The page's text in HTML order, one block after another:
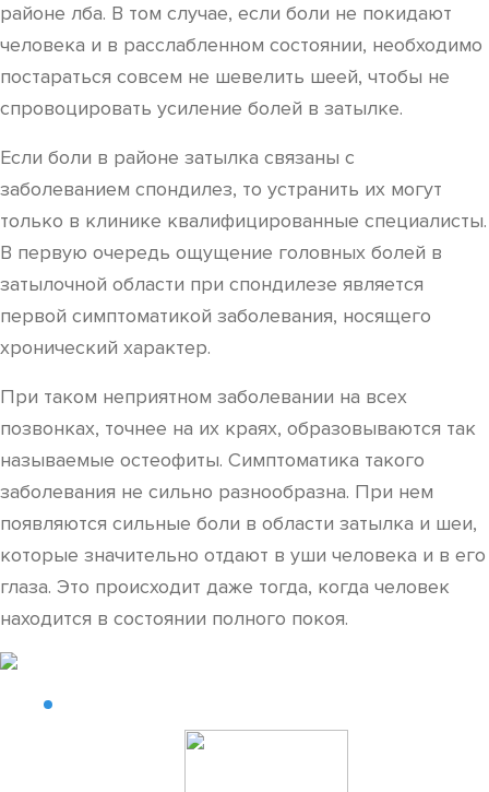
районе лба. В том случае, если боли не покидают
человека и в расслабленном состоянии, необходимо
постараться совсем не шевелить шеей, чтобы не
спровоцировать усиление болей в затылке.
Если боли в районе затылка связаны с
заболеванием спондилез, то устранить их могут
только в клинике квалифицированные специалисты.
В первую очередь ощущение головных болей в
затылочной области при спондилезе является
первой симптоматикой заболевания, носящего
хронический характер.
При таком неприятном заболевании на всех
позвонках, точнее на их краях, образовываются так
называемые остеофиты. Симптоматика такого
заболевания не сильно разнообразна. При нем
появляются сильные боли в области затылка и шеи,
которые значительно отдают в уши человека и в его
глаза. Это происходит даже тогда, когда человек
находится в состоянии полного покоя.